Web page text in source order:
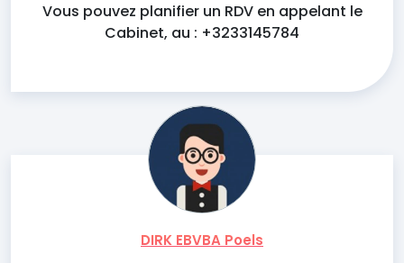
Vous pouvez planifier un RDV en appelant le
Cabinet, au : +3233145784
DIRK EBVBA Poels